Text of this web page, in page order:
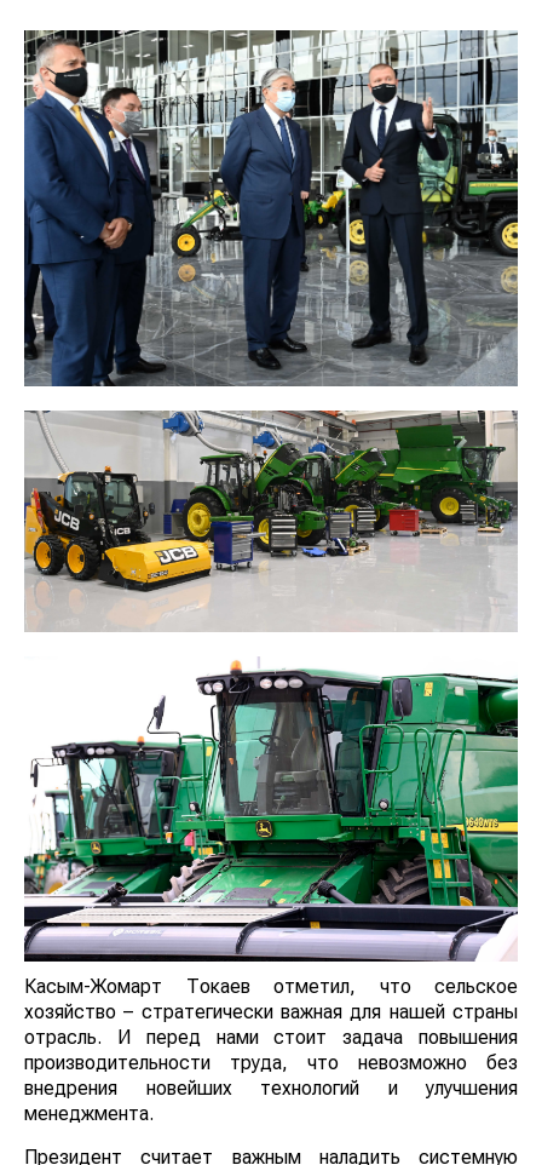
Касым-Жомарт Токаев отметил, что сельское
хозяйство – стратегически важная для нашей страны
отрасль. И перед нами стоит задача повышения
производительности труда, что невозможно без
внедрения новейших технологий и улучшения
менеджмента.
Президент считает важным наладить системную